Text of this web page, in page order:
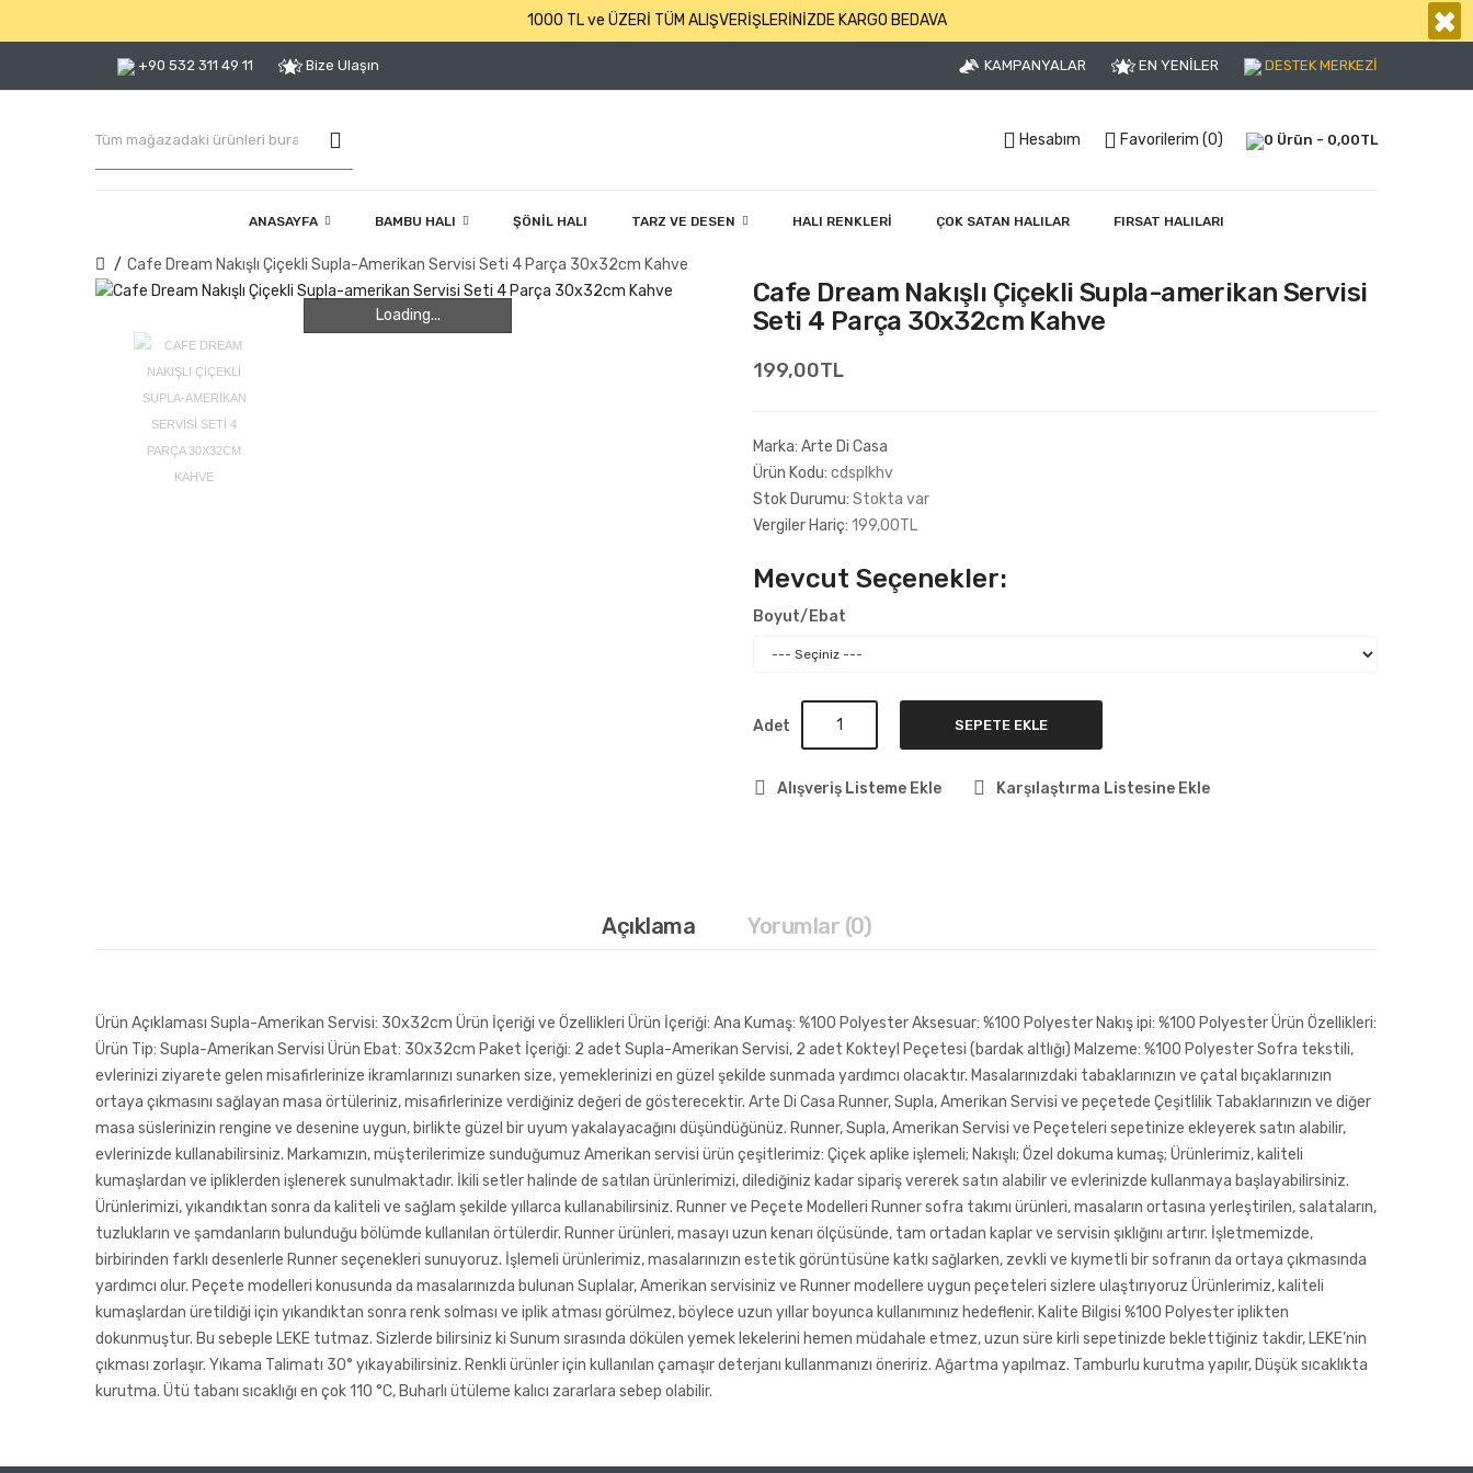
1000 TL ve ÜZERİ TÜM ALIŞVERİŞLERİNİZDE KARGO BEDAVA ×
+90 532 311 49 11 Bize Ulaşın KAMPANYALAR EN YENİLER DESTEK MERKEZİ
Hesabım Favorilerim (0) 0 Ürün - 0,00TL
ANASAYFA BAMBU HALI ŞÖNİL HALI TARZ VE DESEN HALI RENKLERİ ÇOK SATAN HALILAR FIRSAT HALILARI
Cafe Dream Nakışlı Çiçekli Supla-Amerikan Servisi Seti 4 Parça 30x32cm Kahve
Loading...
Loading...
Cafe Dream Nakışlı Çiçekli Supla-amerikan Servisi
Seti 4 Parça 30x32cm Kahve
199,00TL
Marka: Arte Di Casa
Ürün Kodu: cdsplkhv
Stok Durumu: Stokta var
Vergiler Hariç: 199,00TL
Mevcut Seçenekler:
Boyut/Ebat
Adet SEPETE EKLE
Alışveriş Listeme Ekle Karşılaştırma Listesine Ekle
Açıklama Yorumlar (0)
Ürün Açıklaması Supla-Amerikan Servisi: 30x32cm Ürün İçeriği ve Özellikleri Ürün İçeriği: Ana Kumaş: %100 Polyester Aksesuar: %100 Polyester Nakış ipi: %100 Polyester Ürün Özellikleri:
Ürün Tip: Supla-Amerikan Servisi Ürün Ebat: 30x32cm Paket İçeriği: 2 adet Supla-Amerikan Servisi, 2 adet Kokteyl Peçetesi (bardak altlığı) Malzeme: %100 Polyester Sofra tekstili,
evlerinizi ziyarete gelen misafirlerinize ikramlarınızı sunarken size, yemeklerinizi en güzel şekilde sunmada yardımcı olacaktır. Masalarınızdaki tabaklarınızın ve çatal bıçaklarınızın
ortaya çıkmasını sağlayan masa örtüleriniz, misafirlerinize verdiğiniz değeri de gösterecektir. Arte Di Casa Runner, Supla, Amerikan Servisi ve peçetede Çeşitlilik Tabaklarınızın ve diğer
masa süslerinizin rengine ve desenine uygun, birlikte güzel bir uyum yakalayacağını düşündüğünüz. Runner, Supla, Amerikan Servisi ve Peçeteleri sepetinize ekleyerek satın alabilir,
evlerinizde kullanabilirsiniz. Markamızın, müşterilerimize sunduğumuz Amerikan servisi ürün çeşitlerimiz: Çiçek aplike işlemeli; Nakışlı; Özel dokuma kumaş; Ürünlerimiz, kaliteli
kumaşlardan ve ipliklerden işlenerek sunulmaktadır. İkili setler halinde de satılan ürünlerimizi, dilediğiniz kadar sipariş vererek satın alabilir ve evlerinizde kullanmaya başlayabilirsiniz.
Ürünlerimizi, yıkandıktan sonra da kaliteli ve sağlam şekilde yıllarca kullanabilirsiniz. Runner ve Peçete Modelleri Runner sofra takımı ürünleri, masaların ortasına yerleştirilen, salataların,
tuzlukların ve şamdanların bulunduğu bölümde kullanılan örtülerdir. Runner ürünleri, masayı uzun kenarı ölçüsünde, tam ortadan kaplar ve servisin şıklığını artırır. İşletmemizde,
birbirinden farklı desenlerle Runner seçenekleri sunuyoruz. İşlemeli ürünlerimiz, masalarınızın estetik görüntüsüne katkı sağlarken, zevkli ve kıymetli bir sofranın da ortaya çıkmasında
yardımcı olur. Peçete modelleri konusunda da masalarınızda bulunan Suplalar, Amerikan servisiniz ve Runner modellere uygun peçeteleri sizlere ulaştırıyoruz Ürünlerimiz, kaliteli
kumaşlardan üretildiği için yıkandıktan sonra renk solması ve iplik atması görülmez, böylece uzun yıllar boyunca kullanımınız hedeflenir. Kalite Bilgisi %100 Polyester iplikten
dokunmuştur. Bu sebeple LEKE tutmaz. Sizlerde bilirsiniz ki Sunum sırasında dökülen yemek lekelerini hemen müdahale etmez, uzun süre kirli sepetinizde beklettiğiniz takdir, LEKE’nin
çıkması zorlaşır. Yıkama Talimatı 30° yıkayabilirsiniz. Renkli ürünler için kullanılan çamaşır deterjanı kullanmanızı öneririz. Ağartma yapılmaz. Tamburlu kurutma yapılır, Düşük sıcaklıkta
kurutma. Ütü tabanı sıcaklığı en çok 110 °C, Buharlı ütüleme kalıcı zararlara sebep olabilir.